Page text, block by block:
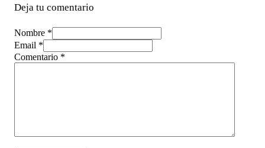
Deja tu comentario
Nombre *
Email *
Comentario *